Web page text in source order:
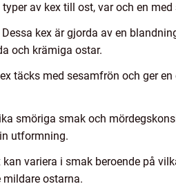
av kex till ost, var och en
Dessa kex är gjorda av en
och krämiga ostar.
täcks med sesamfrön och ger
smöriga smak och
utformning.
kan variera i smak beroende på
ostarna.